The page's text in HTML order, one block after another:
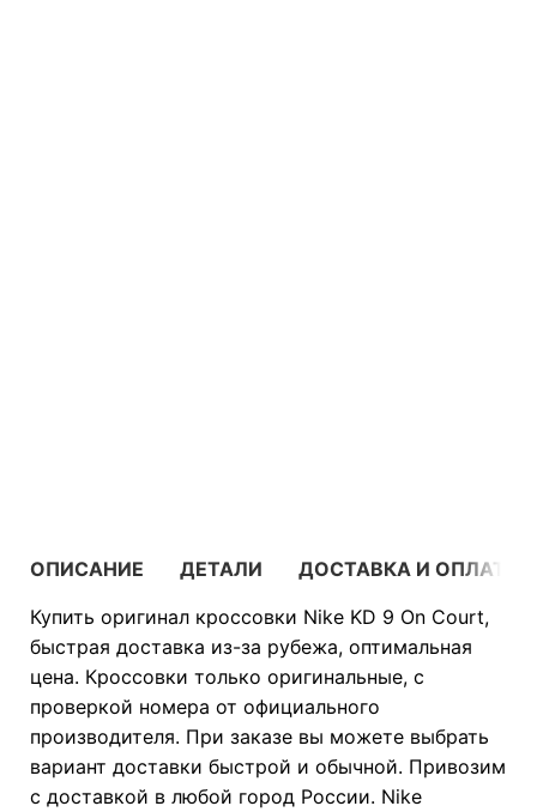
ОПИСАНИЕ ДЕТАЛИ
ДОСТАВКА И ОПЛАТА
Купить оригинал кроссовки Nike KD 9 On Court,
быстрая доставка из-за рубежа, оптимальная
цена. Кроссовки только оригинальные, с
проверкой номера от официального
производителя. При заказе вы можете выбрать
вариант доставки быстрой и обычной. Привозим
с доставкой в любой город России. Nike